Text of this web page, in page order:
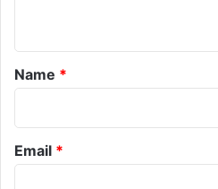
*
Name *
Email *